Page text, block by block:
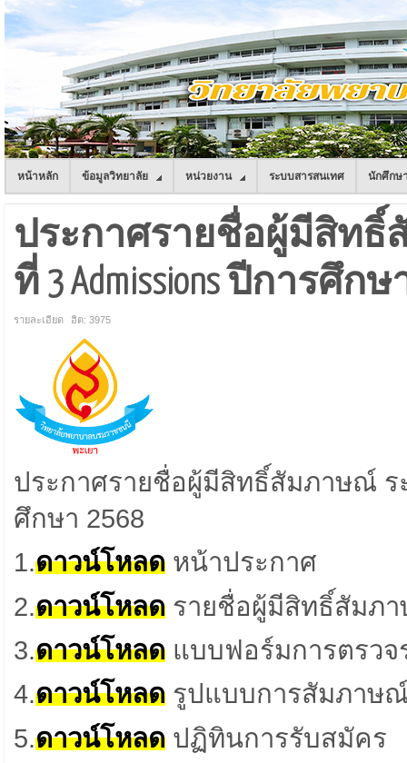
หน้าหลัก ข้อมูลวิทยาลัย หน่วยงาน ระบบสารสนเทศ นักศึกษ
ประกาศรายชื่อผู้มีสิท
ที่ 3 Admissions ปีการศึกษ
รายละเอียด ฮิต: 3975
ประกาศรายชื่อผู้มีสิทธิ์สัมภาษณ์
ศึกษา 2568
1.ดาวน์โหลด หน้าประกาศ
2.ดาวน์โหลด รายชื่อผู้มีสิทธิ์สัมภ
3.ดาวน์โหลด แบบฟอร์มการตรวจ
4.ดาวน์โหลด รูปแบบการสัมภาษ
5.ดาวน์โหลด ปฏิทินการรับสมัคร